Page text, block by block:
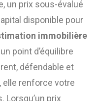
un prix sous-évalué
disponible pour
immobilière
point d’équilibre
défendable et
elle renforce votre
Lorsqu’un prix